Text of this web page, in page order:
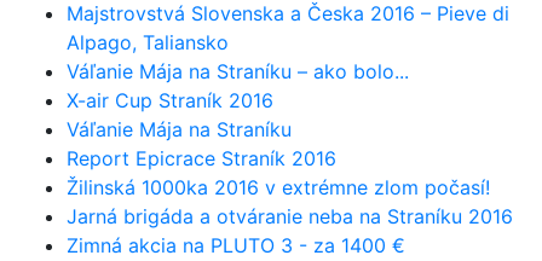
Majstrovstvá Slovenska a Česka 2016 – Pieve di
Alpago, Taliansko
Váľanie Mája na Straníku – ako bolo...
X-air Cup Straník 2016
Váľanie Mája na Straníku
Report Epicrace Straník 2016
Žilinská 1000ka 2016 v extrémne zlom počasí!
Jarná brigáda a otváranie neba na Straníku 2016
Zimná akcia na PLUTO 3 - za 1400 €